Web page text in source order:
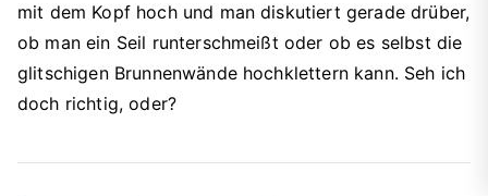
mit dem Kopf hoch und man diskutiert gerade drüber,
ob man ein Seil runterschmeißt oder ob es selbst die
glitschigen Brunnenwände hochklettern kann. Seh ich
doch richtig, oder?